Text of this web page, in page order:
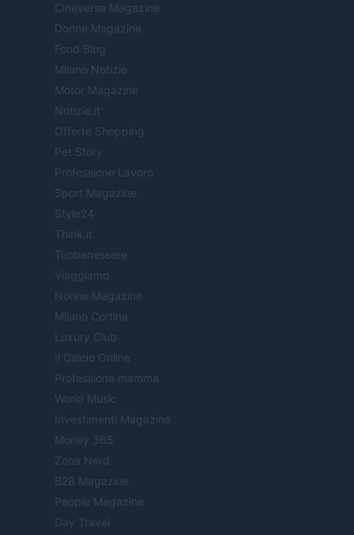
Cineverse Magazine
Donne Magazine
Food Blog
Milano Notizie
Motor Magazine
Notizie.it
Offerte Shopping
Pet Story
Professione Lavoro
Sport Magazine
Style24
Think.it
Tuobenessere
Viaggiamo
Nonne Magazine
Milano Cortina
Luxury Club
Il Calcio Online
Professione mamma
World Music
Investimenti Magazine
Money 365
Zona Nerd
B2B Magazine
People Magazine
Day Travel